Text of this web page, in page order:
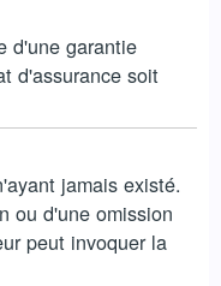
d'une garantie
d'assurance soit
jamais existé.
ou d'une omission
peut invoquer la